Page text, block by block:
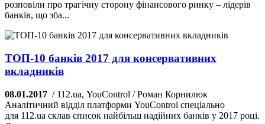
розповіли про трагічну сторону фінансового ринку – лідерів
банків, що зба...
ТОП-10 банків 2017 для консервативних
вкладників
08.01.2017 / 112.ua, YouControl / Роман Корнилюк
Аналітичний відділ платформи YouControl спеціально
для 112.ua склав список найбільш надійних банків у 2017 році.